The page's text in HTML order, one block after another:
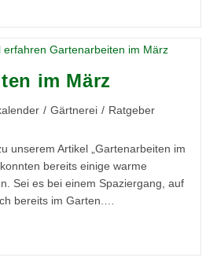
im März
/ Gärtnerei / Ratgeber
unserem Artikel „Gartenarbeiten im
bereits einige warme
Sei es bei einem Spaziergang, auf
bereits im Garten.…